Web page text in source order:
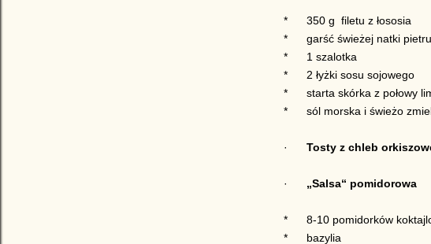
* 350 g filetu z łososia
*
garść świeżej natki
*
1 szalotka
*
2 łyżki sosu sojowego
*
starta skórka z połowy
*
sól morska i świeżo
· Tosty z chleb
· „Salsa“ pomidorowa
*
8-10 pomidorków
*
bazylia